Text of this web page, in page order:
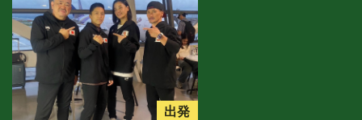
出発